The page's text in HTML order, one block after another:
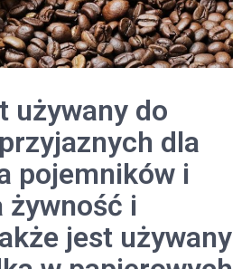
używany do
dla
pojemników i
żywność i
jest używany